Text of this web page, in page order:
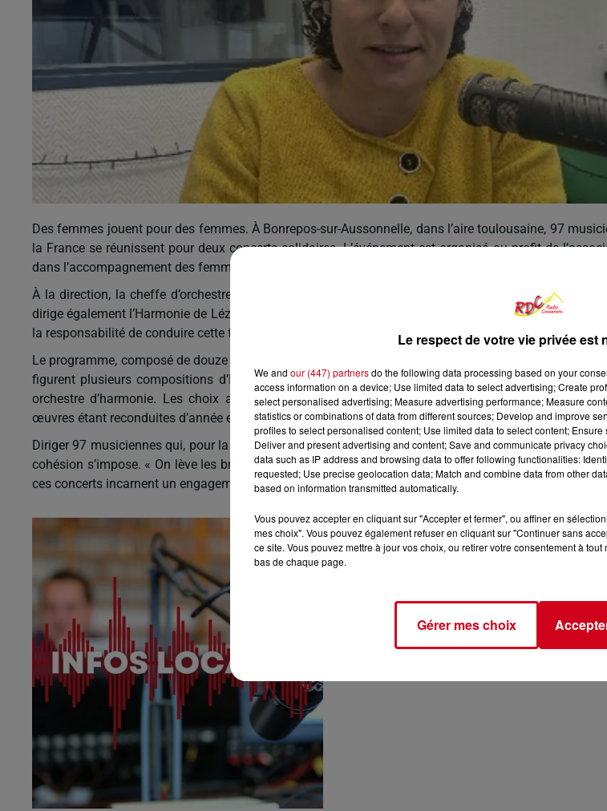
Des femmes jouent pour des femmes. À Bonrepos-sur-Aussonnelle, dans l’aire toulousaine, 97
la France se réunissent pour deux concerts solidaires. L’événement est organisé au profit de
dans l’accompagnement des femmes touchées par le cancer, avec le soutien du
À la direction, la cheffe d’orchestre cousranaise
, actuellement en poste à l’école de
dirige également l’Harmonie de Lézat-sur-Lèze
. Sollicitée par l’ambassadrice régionale du projet, elle
la responsabilité de conduire cette formation d’envergure.
Le programme, composé de douze œuvres, met à l’honneur principalement la musique de film. Parmi
figurent plusieurs compositions d’Ennio Morricone, ainsi que des extraits duLe Fantôme de
orchestre d’harmonie. Les choix artistiques ont été effectués conjointement par la direction et
œuvres étant reconduites d’année en année.
Diriger 97 musiciennes qui, pour la plupart, ne se connaissent pas constitue un défi. Pourtant, dès
cohésion s’impose. « On lève les bras et la magie opère », confie la cheffe d’orchestre. Au-delà de la
ces concerts incarnent un engagement collectif et solidaire, où la rigueur artistique sert une cause
RDC infos locales
Les Infos Locales
Le respect de votre vie privée est
We and our (447) partnersdo the following data processing based on your
access information on a device; Use limited data to select advertising; Create
select personalised advertising; Measure advertising performance; Measure
statistics or combinations of data from different sources; Develop and improve
profiles to select personalised content; Use limited data to select content;
Deliver and present advertising and content; Save and communicate privacy
data such as IP address and browsing data to offer following functionalities:
requested; Use precise geolocation data; Match and combine data from other
based on information transmitted automatically.
Vous pouvez accepter en cliquant sur "Accepter et fermer", ou affiner en
mes choix". Vous pouvez également refuser en cliquant sur "Continuer sans
ce site. Vous pouvez mettre à jour vos choix, ou retirer votre consentement à
bas de chaque page.
Gérer mes choix